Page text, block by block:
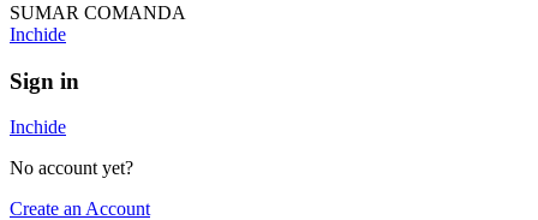
SUMAR COMANDA
Inchide
Sign in
Inchide
No account yet?
Create an Account